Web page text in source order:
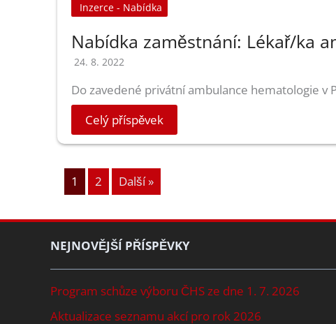
Inzerce - Nabídka
Nabídka zaměstnání: Lékař/ka
24. 8. 2022
Do zavedené privátní ambulance hematologie
Celý příspěvek
1 2 Další »
NEJNOVĚJŠÍ PŘÍSPĚVKY
Program schůze výboru ČHS ze dne 1. 7. 2026
Aktualizace seznamu akcí pro rok 2026